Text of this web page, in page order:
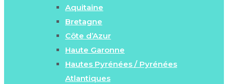
Aquitaine
Bretagne
Côte d’Azur
Haute Garonne
Hautes Pyrénées / Pyrénées
Atlantiques